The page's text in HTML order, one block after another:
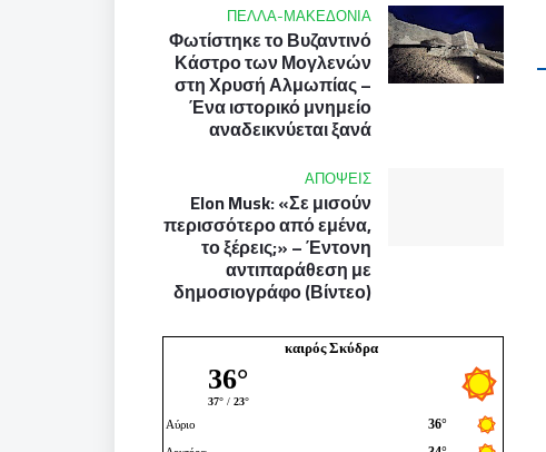
ΠΕΛΛΑ-ΜΑΚΕΔΟΝΙΑ
Φωτίστηκε το Βυζαντινό
Κάστρο των Μογλενών
στη Χρυσή Αλμωπίας –
Ένα ιστορικό μνημείο
αναδεικνύεται ξανά
ΑΠΟΨΕΙΣ
Elon Musk: «Σε μισούν
περισσότερο από εμένα,
το ξέρεις;» – Έντονη
αντιπαράθεση με
δημοσιογράφο (Βίντεο)
καιρός Σκύδρα